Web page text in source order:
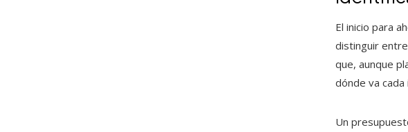
El inicio para
distinguir
que, aunque
dónde va
Un